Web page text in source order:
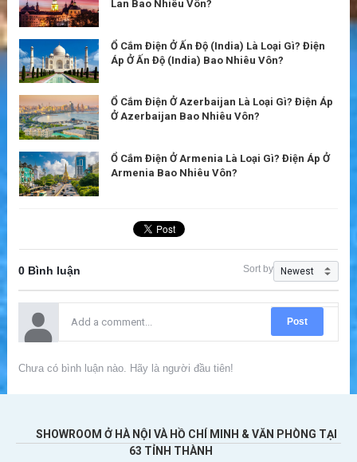
Lan Bao Nhiêu Vôn?
Ổ Cắm Điện Ở Ấn Độ (India) Là Loại Gì? Điện
Áp Ở Ấn Độ (India) Bao Nhiêu Vôn?
Ổ Cắm Điện Ở Azerbaijan Là Loại Gì? Điện Áp
Ở Azerbaijan Bao Nhiêu Vôn?
Ổ Cắm Điện Ở Armenia Là Loại Gì? Điện Áp Ở
Armenia Bao Nhiêu Vôn?
0 Bình luận Sort by
Post
Chưa có bình luận nào. Hãy là người đầu tiên!
SHOWROOM Ở HÀ NỘI VÀ HỒ CHÍ MINH & VĂN PHÒNG TẠI
63 TỈNH THÀNH